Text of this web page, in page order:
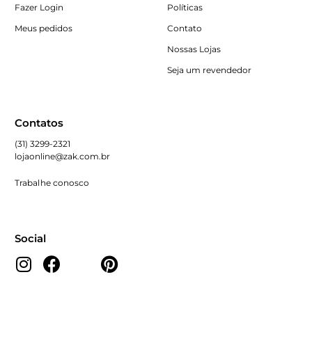
Fazer Login
Meus pedidos
Políticas
Contato
Nossas Lojas
Seja um revendedor
Contatos
(31) 3299-2321
lojaonline@zak.com.br
Trabalhe conosco
Social